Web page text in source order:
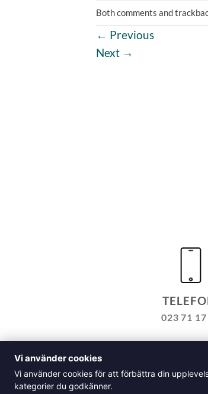
Both comments and
← Previous
Next →
023 71 17
Vi använder cookies
Vi använder cookies för att förbättra din
kategorier du godkänner.